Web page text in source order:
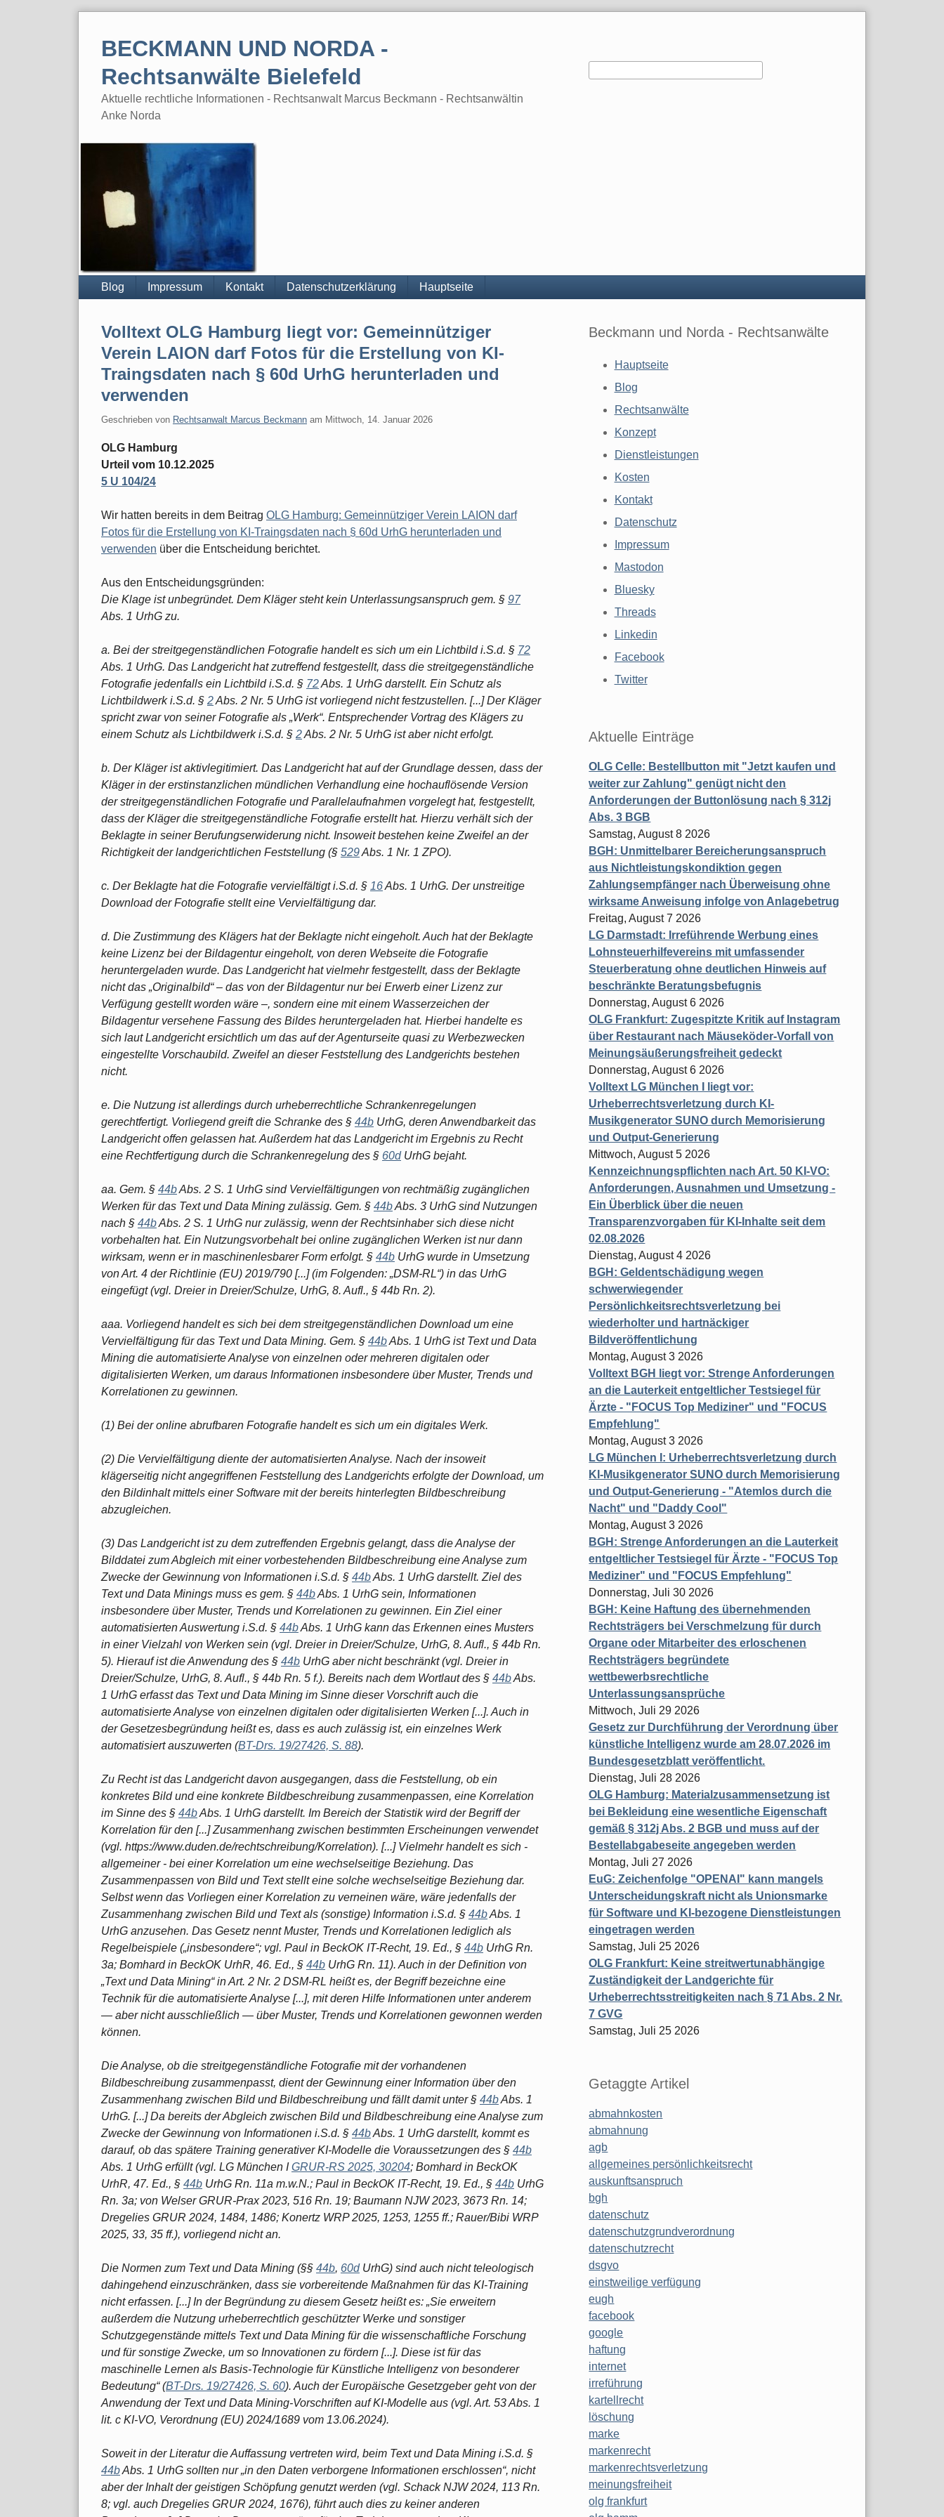
BECKMANN UND NORDA -
Rechtsanwälte Bielefeld
Aktuelle rechtliche Informationen - Rechtsanwalt Marcus Beckmann - Rechtsanwältin
Anke Norda
Blog Impressum Kontakt Datenschutzerklärung Hauptseite
Volltext OLG Hamburg liegt vor: Gemeinnütziger
Verein LAION darf Fotos für die Erstellung von KI-
Traingsdaten nach § 60d UrhG herunterladen und
verwenden
Geschrieben von Rechtsanwalt Marcus Beckmann am Mittwoch, 14. Januar 2026
OLG Hamburg
Urteil vom 10.12.2025
5 U 104/24
Wir hatten bereits in dem Beitrag OLG Hamburg: Gemeinnütziger Verein LAION darf
Fotos für die Erstellung von KI-Traingsdaten nach § 60d UrhG herunterladen und
verwenden über die Entscheidung berichtet.
Aus den Entscheidungsgründen:
Die Klage ist unbegründet. Dem Kläger steht kein Unterlassungsanspruch gem. § 97
Abs. 1 UrhG zu.
a. Bei der streitgegenständlichen Fotografie handelt es sich um ein Lichtbild i.S.d. § 72
Abs. 1 UrhG. Das Landgericht hat zutreffend festgestellt, dass die streitgegenständliche
Fotografie jedenfalls ein Lichtbild i.S.d. § 72Abs. 1 UrhG darstellt. Ein Schutz als
Lichtbildwerk i.S.d. § 2Abs. 2 Nr. 5 UrhG ist vorliegend nicht festzustellen. [...] Der Kläger
spricht zwar von seiner Fotografie als „Werk“. Entsprechender Vortrag des Klägers zu
einem Schutz als Lichtbildwerk i.S.d. § 2Abs. 2 Nr. 5 UrhG ist aber nicht erfolgt.
b. Der Kläger ist aktivlegitimiert. Das Landgericht hat auf der Grundlage dessen, dass der
Kläger in der erstinstanzlichen mündlichen Verhandlung eine hochauflösende Version
der streitgegenständlichen Fotografie und Parallelaufnahmen vorgelegt hat, festgestellt,
dass der Kläger die streitgegenständliche Fotografie erstellt hat. Hierzu verhält sich der
Beklagte in seiner Berufungserwiderung nicht. Insoweit bestehen keine Zweifel an der
Richtigkeit der landgerichtlichen Feststellung (§ 529Abs. 1 Nr. 1 ZPO).
c. Der Beklagte hat die Fotografie vervielfältigt i.S.d. § 16Abs. 1 UrhG. Der unstreitige
Download der Fotografie stellt eine Vervielfältigung dar.
d. Die Zustimmung des Klägers hat der Beklagte nicht eingeholt. Auch hat der Beklagte
keine Lizenz bei der Bildagentur eingeholt, von deren Webseite die Fotografie
heruntergeladen wurde. Das Landgericht hat vielmehr festgestellt, dass der Beklagte
nicht das „Originalbild“ ‒ das von der Bildagentur nur bei Erwerb einer Lizenz zur
Verfügung gestellt worden wäre ‒, sondern eine mit einem Wasserzeichen der
Bildagentur versehene Fassung des Bildes heruntergeladen hat. Hierbei handelte es
sich laut Landgericht ersichtlich um das auf der Agenturseite quasi zu Werbezwecken
eingestellte Vorschaubild. Zweifel an dieser Feststellung des Landgerichts bestehen
nicht.
e. Die Nutzung ist allerdings durch urheberrechtliche Schrankenregelungen
gerechtfertigt. Vorliegend greift die Schranke des § 44b UrhG, deren Anwendbarkeit das
Landgericht offen gelassen hat. Außerdem hat das Landgericht im Ergebnis zu Recht
eine Rechtfertigung durch die Schrankenregelung des § 60dUrhG bejaht.
aa. Gem. § 44bAbs. 2 S. 1 UrhG sind Vervielfältigungen von rechtmäßig zugänglichen
Werken für das Text und Data Mining zulässig. Gem. § 44bAbs. 3 UrhG sind Nutzungen
nach § 44bAbs. 2 S. 1 UrhG nur zulässig, wenn der Rechtsinhaber sich diese nicht
vorbehalten hat. Ein Nutzungsvorbehalt bei online zugänglichen Werken ist nur dann
wirksam, wenn er in maschinenlesbarer Form erfolgt. § 44b UrhG wurde in Umsetzung
von Art. 4 der Richtlinie (EU) 2019/790 [...] (im Folgenden: „DSM-RL“) in das UrhG
eingefügt (vgl. Dreier in Dreier/Schulze, UrhG, 8. Aufl., § 44b Rn. 2).
aaa. Vorliegend handelt es sich bei dem streitgegenständlichen Download um eine
Vervielfältigung für das Text und Data Mining. Gem. § 44bAbs. 1 UrhG ist Text und Data
Mining die automatisierte Analyse von einzelnen oder mehreren digitalen oder
digitalisierten Werken, um daraus Informationen insbesondere über Muster, Trends und
Korrelationen zu gewinnen.
(1) Bei der online abrufbaren Fotografie handelt es sich um ein digitales Werk.
(2) Die Vervielfältigung diente der automatisierten Analyse. Nach der insoweit
klägerseitig nicht angegriffenen Feststellung des Landgerichts erfolgte der Download, um
den Bildinhalt mittels einer Software mit der bereits hinterlegten Bildbeschreibung
abzugleichen.
(3) Das Landgericht ist zu dem zutreffenden Ergebnis gelangt, dass die Analyse der
Bilddatei zum Abgleich mit einer vorbestehenden Bildbeschreibung eine Analyse zum
Zwecke der Gewinnung von Informationen i.S.d. § 44bAbs. 1 UrhG darstellt. Ziel des
Text und Data Minings muss es gem. § 44bAbs. 1 UrhG sein, Informationen
insbesondere über Muster, Trends und Korrelationen zu gewinnen. Ein Ziel einer
automatisierten Auswertung i.S.d. § 44bAbs. 1 UrhG kann das Erkennen eines Musters
in einer Vielzahl von Werken sein (vgl. Dreier in Dreier/Schulze, UrhG, 8. Aufl., § 44b Rn.
5). Hierauf ist die Anwendung des § 44b UrhG aber nicht beschränkt (vgl. Dreier in
Dreier/Schulze, UrhG, 8. Aufl., § 44b Rn. 5 f.). Bereits nach dem Wortlaut des § 44bAbs.
1 UrhG erfasst das Text und Data Mining im Sinne dieser Vorschrift auch die
automatisierte Analyse von einzelnen digitalen oder digitalisierten Werken [...]. Auch in
der Gesetzesbegründung heißt es, dass es auch zulässig ist, ein einzelnes Werk
automatisiert auszuwerten (BT-Drs. 19/27426, S. 88).
Zu Recht ist das Landgericht davon ausgegangen, dass die Feststellung, ob ein
konkretes Bild und eine konkrete Bildbeschreibung zusammenpassen, eine Korrelation
im Sinne des § 44bAbs. 1 UrhG darstellt. Im Bereich der Statistik wird der Begriff der
Korrelation für den [...] Zusammenhang zwischen bestimmten Erscheinungen verwendet
(vgl. https://www.duden.de/rechtschreibung/Korrelation). [...] Vielmehr handelt es sich -
allgemeiner - bei einer Korrelation um eine wechselseitige Beziehung. Das
Zusammenpassen von Bild und Text stellt eine solche wechselseitige Beziehung dar.
Selbst wenn das Vorliegen einer Korrelation zu verneinen wäre, wäre jedenfalls der
Zusammenhang zwischen Bild und Text als (sonstige) Information i.S.d. § 44bAbs. 1
UrhG anzusehen. Das Gesetz nennt Muster, Trends und Korrelationen lediglich als
Regelbeispiele („insbesondere“; vgl. Paul in BeckOK IT-Recht, 19. Ed., § 44b UrhG Rn.
3a; Bomhard in BeckOK UrhR, 46. Ed., § 44b UrhG Rn. 11). Auch in der Definition von
„Text und Data Mining“ in Art. 2 Nr. 2 DSM-RL heißt es, der Begriff bezeichne eine
Technik für die automatisierte Analyse [...], mit deren Hilfe Informationen unter anderem
— aber nicht ausschließlich — über Muster, Trends und Korrelationen gewonnen werden
können.
Die Analyse, ob die streitgegenständliche Fotografie mit der vorhandenen
Bildbeschreibung zusammenpasst, dient der Gewinnung einer Information über den
Zusammenhang zwischen Bild und Bildbeschreibung und fällt damit unter § 44bAbs. 1
UrhG. [...] Da bereits der Abgleich zwischen Bild und Bildbeschreibung eine Analyse zum
Zwecke der Gewinnung von Informationen i.S.d. § 44bAbs. 1 UrhG darstellt, kommt es
darauf, ob das spätere Training generativer KI-Modelle die Voraussetzungen des § 44b
Abs. 1 UrhG erfüllt (vgl. LG München IGRUR-RS 2025, 30204; Bomhard in BeckOK
UrhR, 47. Ed., § 44b UrhG Rn. 11a m.w.N.; Paul in BeckOK IT-Recht, 19. Ed., § 44b UrhG
Rn. 3a; von Welser GRUR-Prax 2023, 516 Rn. 19; Baumann NJW 2023, 3673 Rn. 14;
Dregelies GRUR 2024, 1484, 1486; Konertz WRP 2025, 1253, 1255 ff.; Rauer/Bibi WRP
2025, 33, 35 ff.), vorliegend nicht an.
Die Normen zum Text und Data Mining (§§ 44b, 60dUrhG) sind auch nicht teleologisch
dahingehend einzuschränken, dass sie vorbereitende Maßnahmen für das KI-Training
nicht erfassen. [...] In der Begründung zu diesem Gesetz heißt es: „Sie erweitern
außerdem die Nutzung urheberrechtlich geschützter Werke und sonstiger
Schutzgegenstände mittels Text und Data Mining für die wissenschaftliche Forschung
und für sonstige Zwecke, um so Innovationen zu fördern [...]. Diese ist für das
maschinelle Lernen als Basis-Technologie für Künstliche Intelligenz von besonderer
Bedeutung“ (BT-Drs. 19/27426, S. 60). Auch der Europäische Gesetzgeber geht von der
Anwendung der Text und Data Mining-Vorschriften auf KI-Modelle aus (vgl. Art. 53 Abs. 1
lit. c KI-VO, Verordnung (EU) 2024/1689 vom 13.06.2024).
Soweit in der Literatur die Auffassung vertreten wird, beim Text und Data Mining i.S.d. §
44bAbs. 1 UrhG sollten nur „in den Daten verborgene Informationen erschlossen“, nicht
aber der Inhalt der geistigen Schöpfung genutzt werden (vgl. Schack NJW 2024, 113 Rn.
8; vgl. auch Dregelies GRUR 2024, 1676), führt auch dies zu keiner anderen
Beckmann und Norda - Rechtsanwälte
Hauptseite
Blog
Rechtsanwälte
Konzept
Dienstleistungen
Kosten
Kontakt
Datenschutz
Impressum
Mastodon
Bluesky
Threads
Linkedin
Facebook
Twitter
Aktuelle Einträge
OLG Celle: Bestellbutton mit "Jetzt kaufen und
weiter zur Zahlung" genügt nicht den
Anforderungen der Buttonlösung nach § 312j
Abs. 3 BGB
Samstag, August 8 2026
BGH: Unmittelbarer Bereicherungsanspruch
aus Nichtleistungskondiktion gegen
Zahlungsempfänger nach Überweisung ohne
wirksame Anweisung infolge von Anlagebetrug
Freitag, August 7 2026
LG Darmstadt: Irreführende Werbung eines
Lohnsteuerhilfevereins mit umfassender
Steuerberatung ohne deutlichen Hinweis auf
beschränkte Beratungsbefugnis
Donnerstag, August 6 2026
OLG Frankfurt: Zugespitzte Kritik auf Instagram
über Restaurant nach Mäuseköder-Vorfall von
Meinungsäußerungsfreiheit gedeckt
Donnerstag, August 6 2026
Volltext LG München I liegt vor:
Urheberrechtsverletzung durch KI-
Musikgenerator SUNO durch Memorisierung
und Output-Generierung
Mittwoch, August 5 2026
Kennzeichnungspflichten nach Art. 50 KI-VO:
Anforderungen, Ausnahmen und Umsetzung -
Ein Überblick über die neuen
Transparenzvorgaben für KI-Inhalte seit dem
02.08.2026
Dienstag, August 4 2026
BGH: Geldentschädigung wegen
schwerwiegender
Persönlichkeitsrechtsverletzung bei
wiederholter und hartnäckiger
Bildveröffentlichung
Montag, August 3 2026
Volltext BGH liegt vor: Strenge Anforderungen
an die Lauterkeit entgeltlicher Testsiegel für
Ärzte - "FOCUS Top Mediziner" und "FOCUS
Empfehlung"
Montag, August 3 2026
LG München I: Urheberrechtsverletzung durch
KI-Musikgenerator SUNO durch Memorisierung
und Output-Generierung - "Atemlos durch die
Nacht" und "Daddy Cool"
Montag, August 3 2026
BGH: Strenge Anforderungen an die Lauterkeit
entgeltlicher Testsiegel für Ärzte - "FOCUS Top
Mediziner" und "FOCUS Empfehlung"
Donnerstag, Juli 30 2026
BGH: Keine Haftung des übernehmenden
Rechtsträgers bei Verschmelzung für durch
Organe oder Mitarbeiter des erloschenen
Rechtsträgers begründete
wettbewerbsrechtliche
Unterlassungsansprüche
Mittwoch, Juli 29 2026
Gesetz zur Durchführung der Verordnung über
künstliche Intelligenz wurde am 28.07.2026 im
Bundesgesetzblatt veröffentlicht.
Dienstag, Juli 28 2026
OLG Hamburg: Materialzusammensetzung ist
bei Bekleidung eine wesentliche Eigenschaft
gemäß § 312j Abs. 2 BGB und muss auf der
Bestellabgabeseite angegeben werden
Montag, Juli 27 2026
EuG: Zeichenfolge "OPENAI" kann mangels
Unterscheidungskraft nicht als Unionsmarke
für Software und KI-bezogene Dienstleistungen
eingetragen werden
Samstag, Juli 25 2026
OLG Frankfurt: Keine streitwertunabhängige
Zuständigkeit der Landgerichte für
Urheberrechtsstreitigkeiten nach § 71 Abs. 2 Nr.
7 GVG
Samstag, Juli 25 2026
Getaggte Artikel
abmahnkosten
abmahnung
agb
allgemeines persönlichkeitsrecht
auskunftsanspruch
bgh
datenschutz
datenschutzgrundverordnung
datenschutzrecht
dsgvo
einstweilige verfügung
eugh
facebook
google
haftung
internet
irreführung
kartellrecht
löschung
marke
markenrecht
markenrechtsverletzung
meinungsfreiheit
olg frankfurt